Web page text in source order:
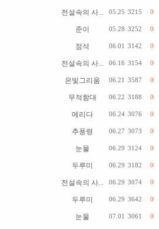
전설속의 사... 05.25 3215 0
준이 05.28 3252 0
점석 06.01 3142 0
전설속의 사... 06.16 3154 0
은빛그리움 06.21 3587 0
무적함대 06.22 3188 0
메리다 06.24 3076 0
추풍령 06.27 3073 0
눈물 06.29 3124 0
두루미 06.29 3182 0
전설속의 사... 06.29 3074 0
두루미 06.29 3642 0
눈물 07.01 3061 0